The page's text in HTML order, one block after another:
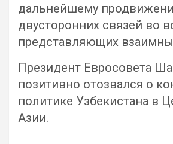
дальнейшему
двусторонних связей во
представляющих
Президент Евросовета
позитивно отозвался о
политике Узбекистана в
Азии.